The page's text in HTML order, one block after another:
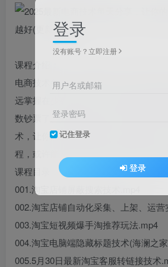
课程介绍：
电商技术每天分享最新2021-2025专栏
远掌握在少数人手里，当你还在找方
数钞票了。如果你也想学习市场上偏
术，让你的店铺少走弯路，越做越好
程，或许能从中找到自己的灵感，避免
课程目录：
001.淘宝店铺屏蔽搜索技术.mp4
002.淘宝店铺自动化采集、上架、运
003.淘宝短视频爆手淘推荐玩法.mp4
004.淘宝电脑端隐藏标题技术(海澜之
005.5月30日最新淘宝客服转链接技术
登录
没有账号？立即注册
用户名或邮箱
登录密码
记住登录
登录